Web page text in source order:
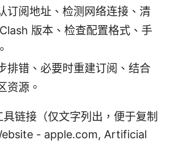
订阅地址、检测网络连接、清
版本、检查配置格式、手
排错、必要时重建订阅、结合
资源。
链接（仅文字列出，便于复制
- apple.com, Artificial